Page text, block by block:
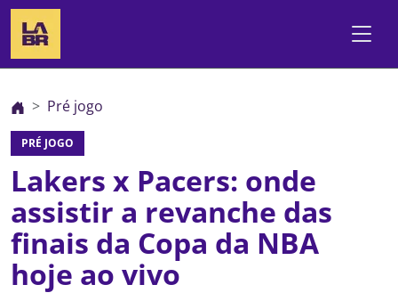
Pré jogo
PRÉ JOGO
Lakers x Pacers: onde
assistir a revanche das
finais da Copa da NBA
hoje ao vivo